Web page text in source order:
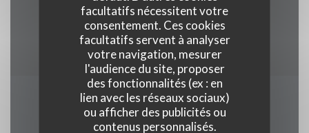
facultatifs nécessitent votre
consentement. Ces cookies
facultatifs servent à analyser
votre navigation, mesurer
l'audience du site, proposer
des fonctionnalités (ex : en
lien avec les réseaux sociaux)
ou afficher des publicités ou
contenus personnalisés.
Vacances, Chèques, Carte Bleue, American
Express
Horaires